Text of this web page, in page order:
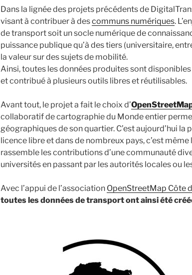
Dans la lignée des projets précédents de
visant à contribuer à descommuns numériques.
de transport soit un socle numérique de
puissance publique qu’à des tiers (universitaire,
la valeur sur des sujets de mobilité.
Ainsi, toutes les données produites sont
et contribué à plusieurs outils libres et réutilisables.
Avant tout, le projet a fait le choix d’
collaboratif de cartographie du Monde entier
géographiques de son quartier. C’est aujourd’hui
licence libre et dans de nombreux pays, c’est
rassemble les contributions d’une communauté
universités en passant par les autorités locales ou
Avec l’appui de l’association OpenStreetMap Côte
toutes les données de transport ont ainsi été